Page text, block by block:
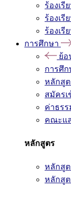
ร้องเรี
ร้องเรี
ร้องเรี
การศึกษา
ย้อ
การศึก
หลักสู
สมัครเ
ค่าธรร
คณะแ
หลักสูตร
หลักสูต
หลักสู